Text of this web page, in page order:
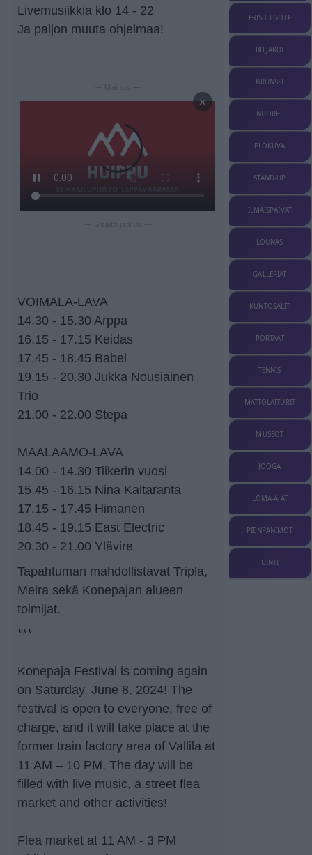
Livemusiikkia klo 14 - 22
Ja paljon muuta ohjelmaa!
×
VOIMALA-LAVA
14.30 - 15.30 Arppa
16.15 - 17.15 Keidas
17.45 - 18.45 Babel
19.15 - 20.30 Jukka Nousiainen
Trio
21.00 - 22.00 Stepa
MAALAAMO-LAVA
14.00 - 14.30 Tiikerin vuosi
15.45 - 16.15 Nina Kaitaranta
17.15 - 17.45 Himanen
18.45 - 19.15 East Electric
20.30 - 21.00 Ylävire
Tapahtuman mahdollistavat Tripla,
Meira sekä Konepajan alueen
toimijat.
***
Konepaja Festival is coming again
on Saturday, June 8, 2024! The
festival is open to everyone, free of
charge, and it will take place at the
former train factory area of Vallila at
11 AM – 10 PM. The day will be
filled with live music, a street flea
market and other activities!
Flea market at 11 AM - 3 PM
FRISBEEGOLF
BILJARDI
BRUNSSI
NUORET
ELOKUVA
STAND-UP
ILMAISPÄIVÄT
LOUNAS
GALLERIAT
KUNTOSALIT
PORTAAT
TENNIS
MATTOLAITURIT
MUSEOT
JOOGA
LOMA-AJAT
PIENPANIMOT
UINTI